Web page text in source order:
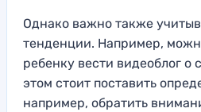
Однако важно также
тенденции. Например,
ребенку вести видеоблог о
этом стоит поставить
например, обратить